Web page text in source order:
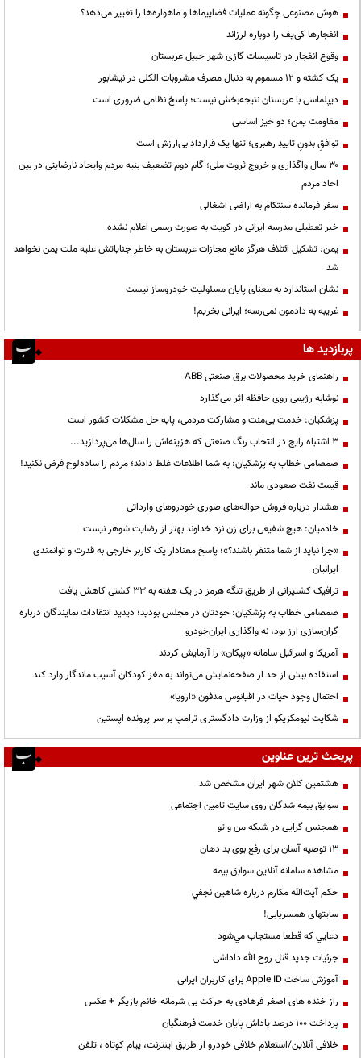
هوش مصنوعی چگونه عملیات فضاپیماها و ماهواره‌ها را تغییر می‌دهد؟
انفجارها کی‌یف را دوباره لرزاند
وقوع انفجار در تاسیسات گازی شهر جبیل عربستان
یک کشته و ۱۲ مسموم به دنبال مصرف مشروبات الکلی در نیشابور
دیپلماسی با عربستان نتیجه‌بخش نیست؛ پاسخ نظامی ضروری است
مقاومت یمن؛ دو خیز اساسی
توافقِ بدونِ تاییدِ رهبری؛ تنها یک قراردادِ بی‌ارزش است
۳۰ سال واگذاری و خروج ثروت ملی؛ گام دوم تضعیف بنیه مردم وایجاد نارضایتی در بین
احاد مردم
سفر فرمانده سنتکام به اراضی اشغالی
خبر تعطیلی مدرسه ایرانی در کویت به صورت رسمی اعلام نشده
یمن: تشکیل ائتلاف هرگز مانع مجازات عربستان به خاطر جنایاتش علیه ملت یمن نخواهد
شد
نشان استاندارد به معنای پایان مسئولیت خودروساز نیست
غریبه به دادمون نمی‌رسه؛ ایرانی بخریم!
پربازدید ها
راهنمای خرید محصولات برق صنعتی ABB
نوشابه رژیمی روی حافظه اثر می‌گذارد
پزشکیان: خدمت بی‌منت و مشارکت مردمی، پایه حل مشکلات کشور است
3 اشتباه رایج در انتخاب رنگ صنعتی که هزینه‌اش را سال‌ها می‌پردازید...
صمصامی خطاب به پزشکیان: به شما اطلاعات غلط دادند؛ مردم را ساده‌لوح فرض نکنید!
قیمت نفت صعودی ماند
هشدار درباره فروش حواله‌های صوری خودروهای وارداتی
خادمیان: هیچ شفیعی برای زن نزد خداوند بهتر از رضایت شوهر نیست
«چرا نباید از شما متنفر باشند؟»؛ پاسخ معنادار یک کاربر خارجی به قدرت و توانمندی
ایرانیان
ترافیک کشتیرانی از طریق تنگه هرمز در یک هفته به ۳۳ کشتی کاهش یافت
صمصامی خطاب به پزشکیان: خودتان در مجلس بودید؛ دیدید انتقادات نمایندگان درباره
گران‌سازی ارز بود، نه واگذاری ایران‌خودرو
آمریکا و اسرائیل سامانه «پیکان» را آزمایش کردند
استفاده بیش از حد از صفحه‌نمایش می‌تواند به مغز کودکان آسیب ماندگار وارد کند
احتمال وجود حیات در اقیانوس مدفون «اروپا»
شکایت نیومکزیکو از وزارت دادگستری ترامپ بر سر پرونده اپستین
پربحث ترین عناوین
هشتمین کلان شهر ایران مشخص شد
سوابق بیمه شدگان روی سایت تامین اجتماعی
همجنس گرایی در شبکه من و تو
13 توصیه آسان برای رفع بوی بد دهان
مشاهده سامانه آنلاين سوابق بیمه
حكم آيت‌الله مكارم درباره شاهين نجفي
سایتهای همسریابی!
دعايي كه قطعا مستجاب مي‌شود
جزئیات جدید قتل روح الله داداشی
آموزش ساخت Apple ID برای کاربران ایرانی
راز خنده های اصغر فرهادی به حرکت بی شرمانه خانم بازیگر + عکس
پرداخت ۱۰۰ درصد پاداش پایان خدمت فرهنگیان
خلافی آنلاین/استعلام خلافی خودرو از طریق اینترنت، پیام کوتاه ، تلفن